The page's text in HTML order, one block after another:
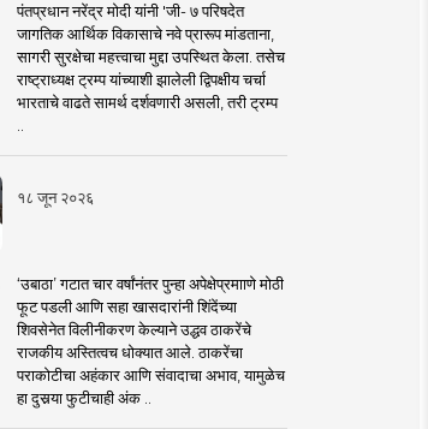
पंतप्रधान नरेंद्र मोदी यांनी 'जी- ७ परिषदेत
जागतिक आर्थिक विकासाचे नवे प्रारूप मांडताना,
सागरी सुरक्षेचा महत्त्वाचा मुद्दा उपस्थित केला. तसेच
राष्ट्राध्यक्ष ट्रम्प यांच्याशी झालेली द्विपक्षीय चर्चा
भारताचे वाढते सामर्थ दर्शवणारी असली, तरी ट्रम्प
१८ जून २०२६
‘उबाठा’ गटात चार वर्षांनंतर पुन्हा अपेक्षेप्रमााणे मोठी
फूट पडली आणि सहा खासदारांनी शिंदेंच्या
शिवसेनेत विलीनीकरण केल्याने उद्धव ठाकरेंचे
राजकीय अस्तित्वच धोक्यात आले. ठाकरेंचा
पराकोटीचा अहंकार आणि संवादाचा अभाव, यामुळेच
हा दुसर्‍या फुटीचाही अंक ..